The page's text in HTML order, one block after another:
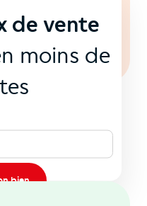
de vente
moins de
bien